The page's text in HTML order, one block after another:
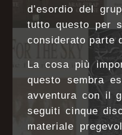
d’esordio del
tutto questo per
considerato parte
La cosa più
questo sembra
avventura con il
seguiti cinque
materiale